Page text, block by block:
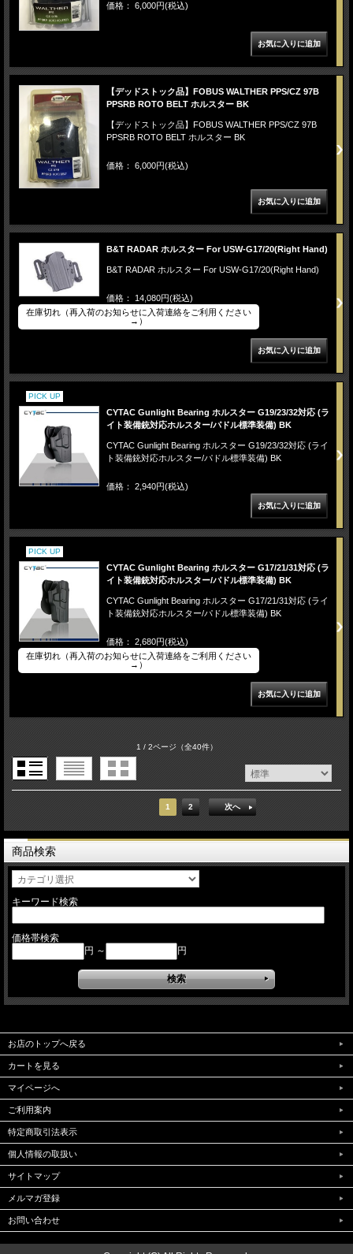
価格： 6,000円(税込)
【デッドストック品】FOBUS WALTHER PPS/CZ 97B
PPSRB ROTO BELT ホルスター BK
【デッドストック品】FOBUS WALTHER PPS/CZ 97B
PPSRB ROTO BELT ホルスター BK
価格： 6,000円(税込)
B&T RADAR ホルスター For USW-G17/20(Right Hand)
B&T RADAR ホルスター For USW-G17/20(Right Hand)
価格： 14,080円(税込)
在庫切れ（再入荷のお知らせに入荷連絡をご利用ください
→）
PICK UP
CYTAC Gunlight Bearing ホルスター G19/23/32対応 (ラ
イト装備銃対応ホルスター/パドル標準装備) BK
CYTAC Gunlight Bearing ホルスター G19/23/32対応 (ライ
ト装備銃対応ホルスター/パドル標準装備) BK
価格： 2,940円(税込)
PICK UP
CYTAC Gunlight Bearing ホルスター G17/21/31対応 (ラ
イト装備銃対応ホルスター/パドル標準装備) BK
CYTAC Gunlight Bearing ホルスター G17/21/31対応 (ライ
ト装備銃対応ホルスター/パドル標準装備) BK
価格： 2,680円(税込)
在庫切れ（再入荷のお知らせに入荷連絡をご利用ください
→）
1 / 2ページ（全40件）
1 2 次へ
商品検索
キーワード検索
価格帯検索
円 ～
円
お店のトップへ戻る
カートを見る
マイページへ
ご利用案内
特定商取引法表示
個人情報の取扱い
サイトマップ
メルマガ登録
お問い合わせ